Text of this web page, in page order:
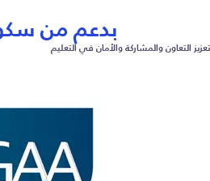
بدعم من
تعزيز التعاون والمشاركة والأمان في التعليم